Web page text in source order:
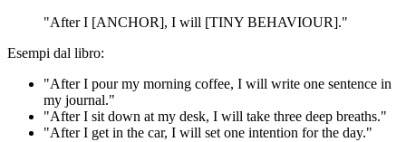
"After I [ANCHOR], I will [TINY BEHAVIOUR]."
Esempi dal libro:
"After I pour my morning coffee, I will write one sentence in
my journal."
"After I sit down at my desk, I will take three deep breaths."
"After I get in the car, I will set one intention for the day."